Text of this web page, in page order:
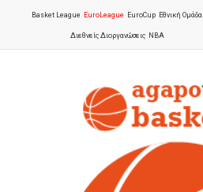
Basket League EuroLeague EuroCup Εθνική Ομάδα
Διεθνείς Διοργανώσεις NBA